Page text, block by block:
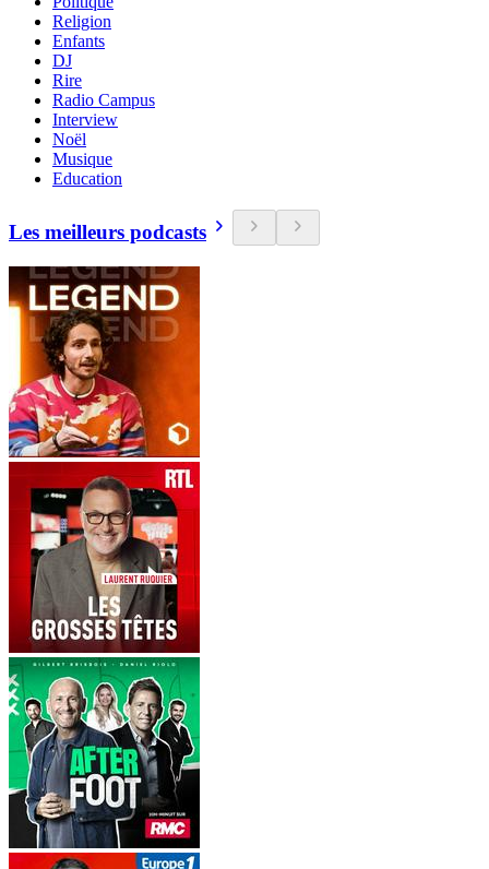
Religion
Enfants
DJ
Rire
Radio Campus
Interview
Noël
Musique
Education
Les meilleurs podcasts